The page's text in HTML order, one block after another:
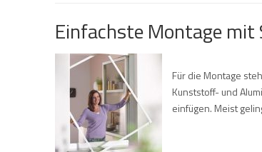
Einfachste Montage mit
Für die Montage
Kunststoff- und
einfügen. Meist